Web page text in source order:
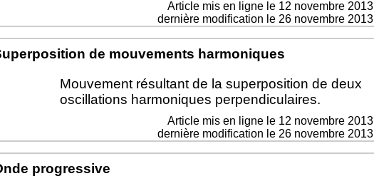
Article mis en ligne le 12 novembre 2013
dernière modification le 26 novembre 2013
de mouvements harmoniques
Mouvement résultant de la superposition de deux
oscillations harmoniques perpendiculaires.
Article mis en ligne le 12 novembre 2013
dernière modification le 26 novembre 2013
progressive